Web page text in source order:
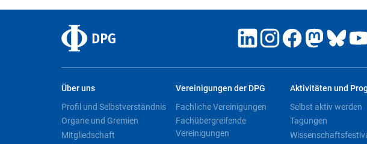
Über uns
Profil und Selbstverständnis
Organe und Gremien
Mitgliedschaft
Vereinigungen der DPG
Fachliche Vereinigungen
Fachübergreifende
Vereinigungen
Aktivitäten und
Selbst aktiv werden
Tagungen